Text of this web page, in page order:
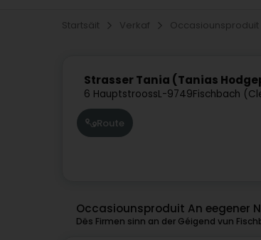
Startsäit Verkaf Occasiounsproduit
Strasser Tania (Tanias
6 HauptstroossL-9749Fischbach
Route
Occasiounsproduit An eegener
Dës Firmen sinn an der Géigend vun